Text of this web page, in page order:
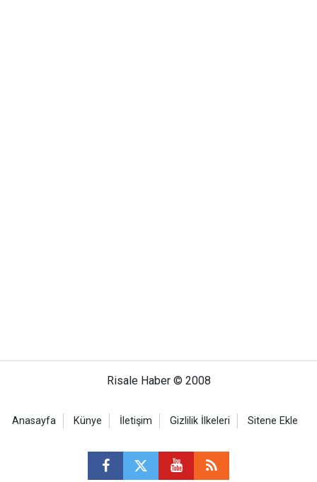
Risale Haber © 2008
Anasayfa Künye İletişim Gizlilik İlkeleri Sitene Ekle